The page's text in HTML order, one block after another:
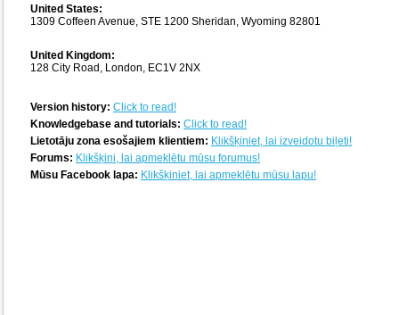
United States:
1309 Coffeen Avenue, STE 1200 Sheridan, Wyoming 82801
United Kingdom:
128 City Road, London, EC1V 2NX
Version history: Click to read!
Knowledgebase and tutorials: Click to read!
Lietotāju zona esošajiem klientiem: Klikšķiniet, lai izveidotu biļeti!
Forums: Klikšķini, lai apmeklētu mūsu forumus!
Mūsu Facebook lapa: Klikšķiniet, lai apmeklētu mūsu lapu!